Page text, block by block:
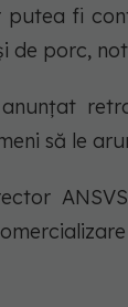
fi
de porc,
să le